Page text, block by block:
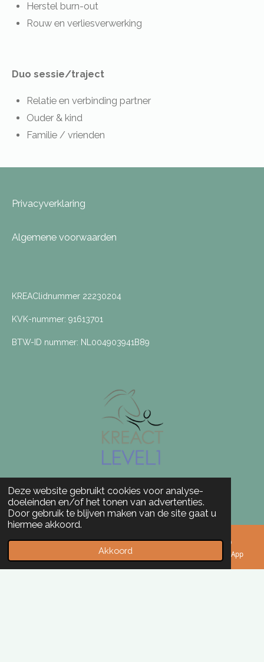
Deze website gebruikt cookies voor analyse-
doeleinden en/of het tonen van advertenties.
Door gebruik te blijven maken van de site gaat u
hiermee akkoord.
Akkoord
Herstel burn-out
Rouw en verliesverwerking
Duo sessie/traject
Relatie en verbinding partner
Ouder & kind
Familie / vrienden
Privacyverklaring
Algemene voorwaarden
KREAClidnummer 22230204
KVK-nummer: 91613701
BTW-ID nummer: NL004903941B89
Kaart WhatsApp